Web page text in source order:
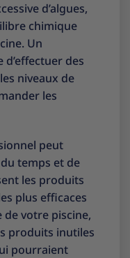
d’algues,
chimique
Un
des
niveaux de
les
peut
temps et de
les produits
plus efficaces
votre piscine,
produits inutiles
pourraient